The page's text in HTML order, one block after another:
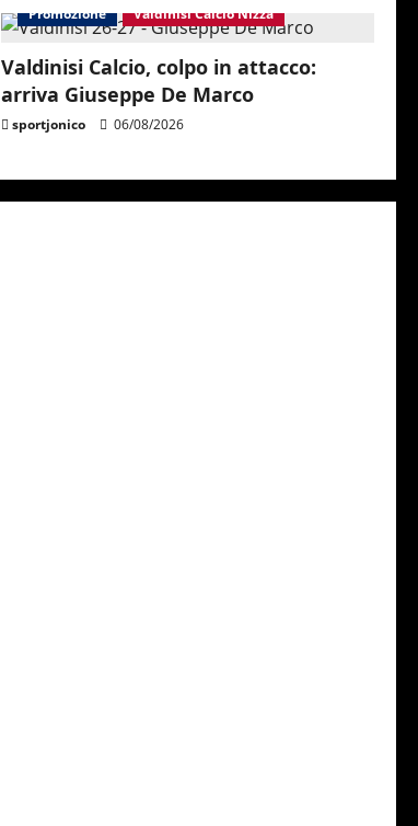
Promozione
Valdinisi Calcio Nizza
Valdinisi Calcio, colpo in attacco:
arriva Giuseppe De Marco
sportjonico 06/08/2026